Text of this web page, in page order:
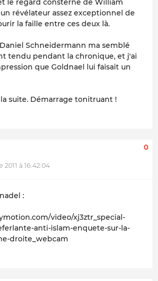
révélateur assez exceptionnel de
la faille entre ces deux là.
Schneidermann ma semblé
tendu pendant la chronique, et j'ai
que Goldnael lui faisait un
suite. Démarrage tonitruant !
à 16:42:04
0
:
video/xj3ztr_special-
anti-islam-enquete-sur-la-
droite_webcam